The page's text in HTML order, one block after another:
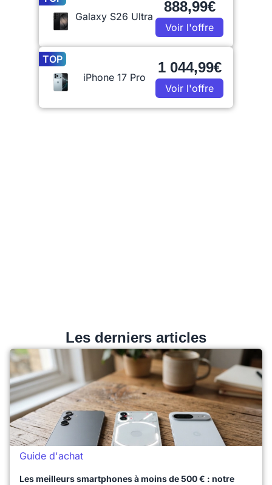
Galaxy S26 Ultra
888,99€
Voir l'offre
TOP
iPhone 17 Pro
1 044,99€
Voir l'offre
Les derniers articles
Guide d'achat
Les meilleurs smartphones à moins de 500 € : notre